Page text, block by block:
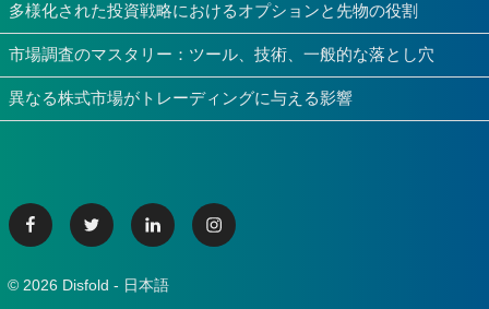
多様化された投資戦略におけるオプションと先物の役割
市場調査のマスタリー：ツール、技術、一般的な落とし穴
異なる株式市場がトレーディングに与える影響
FacebookTwitter LinkedinInstagram
© 2026 Disfold - 日本語